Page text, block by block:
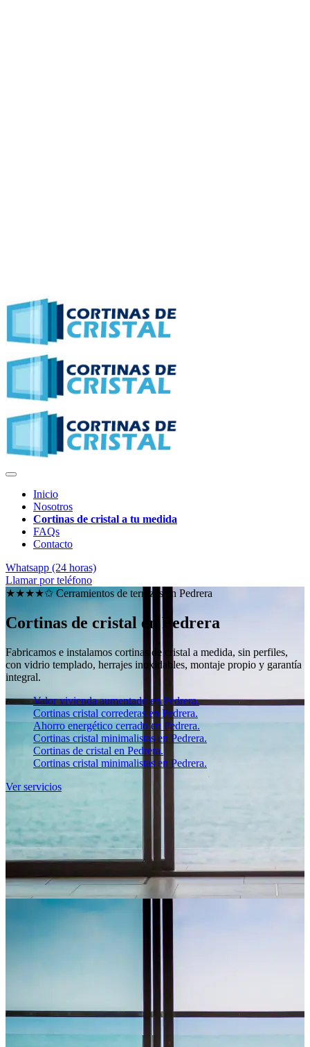
Inicio
Nosotros
Cortinas de cristal a tu medida
FAQs
Contacto
Whatsapp (24 horas)
Llamar por teléfono
★★★★✩ Cerramientos de terrazas en Pedrera
Cortinas de cristal en Pedrera
Fabricamos e instalamos cortinas de cristal a medida, sin perfiles,
con vidrio templado, herrajes inoxidables, montaje propio y garantía
integral.
Valor vivienda aumentado en Pedrera.
Cortinas cristal correderas en Pedrera.
Ahorro energético cerrado en Pedrera.
Cortinas cristal minimalistas en Pedrera.
Cortinas de cristal en Pedrera.
Cortinas cristal minimalistas en Pedrera.
Ver servicios